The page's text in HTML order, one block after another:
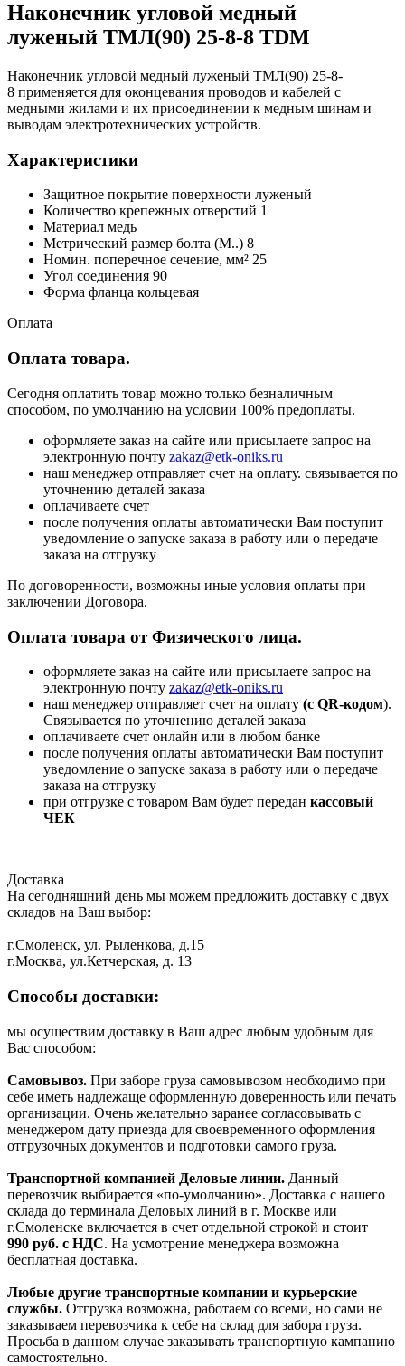
Наконечник угловой медный
луженый ТМЛ(90) 25-8-8 TDM
Наконечник угловой медный луженый ТМЛ(90) 25-8-
8 применяется для оконцевания проводов и кабелей с
медными жилами и их присоединении к медным шинам и
выводам электротехнических устройств.
Характеристики
Защитное покрытие поверхности луженый
Количество крепежных отверстий 1
Материал медь
Метрический размер болта (М..) 8
Номин. поперечное сечение, мм² 25
Угол соединения 90
Форма фланца кольцевая
Оплата
Оплата товара.
Сегодня оплатить товар можно только безналичным
способом, по умолчанию на условии 100% предоплаты.
оформляете заказ на сайте или присылаете запрос на
электронную почту zakaz@etk-oniks.ru
наш менеджер отправляет счет на оплату. связывается по
уточнению деталей заказа
оплачиваете счет
после получения оплаты автоматически Вам поступит
уведомление о запуске заказа в работу или о передаче
заказа на отгрузку
По договоренности, возможны иные условия оплаты при
заключении Договора.
Оплата товара от Физического лица.
оформляете заказ на сайте или присылаете запрос на
электронную почту zakaz@etk-oniks.ru
наш менеджер отправляет счет на оплату (с QR-кодом).
Связывается по уточнению деталей заказа
оплачиваете счет онлайн или в любом банке
после получения оплаты автоматически Вам поступит
уведомление о запуске заказа в работу или о передаче
заказа на отгрузку
при отгрузке с товаром Вам будет передан кассовый
ЧЕК
Доставка
На сегодняшний день мы можем предложить доставку с двух
складов на Ваш выбор:
г.Смоленск, ул. Рыленкова, д.15
г.Москва, ул.Кетчерская, д. 13
Способы доставки:
мы осуществим доставку в Ваш адрес любым удобным для
Вас способом:
Самовывоз. При заборе груза самовывозом необходимо при
себе иметь надлежаще оформленную доверенность или печать
организации. Очень желательно заранее согласовывать с
менеджером дату приезда для своевременного оформления
отгрузочных документов и подготовки самого груза.
Транспортной компанией Деловые линии. Данный
перевозчик выбирается «по-умолчанию». Доставка с нашего
склада до терминала Деловых линий в г. Москве или
г.Смоленске включается в счет отдельной строкой и стоит
990 руб. с НДС. На усмотрение менеджера возможна
бесплатная доставка.
Любые другие транспортные компании и курьерские
службы. Отгрузка возможна, работаем со всеми, но сами не
заказываем перевозчика к себе на склад для забора груза.
Просьба в данном случае заказывать транспортную кампанию
самостоятельно.